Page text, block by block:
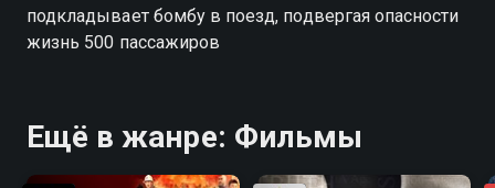
подкладывает бомбу в поезд, подвергая опасности
жизнь 500 пассажиров
Ещё в жанре: Фильмы